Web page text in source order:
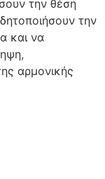
την θέση
την
και να
αρμονικής